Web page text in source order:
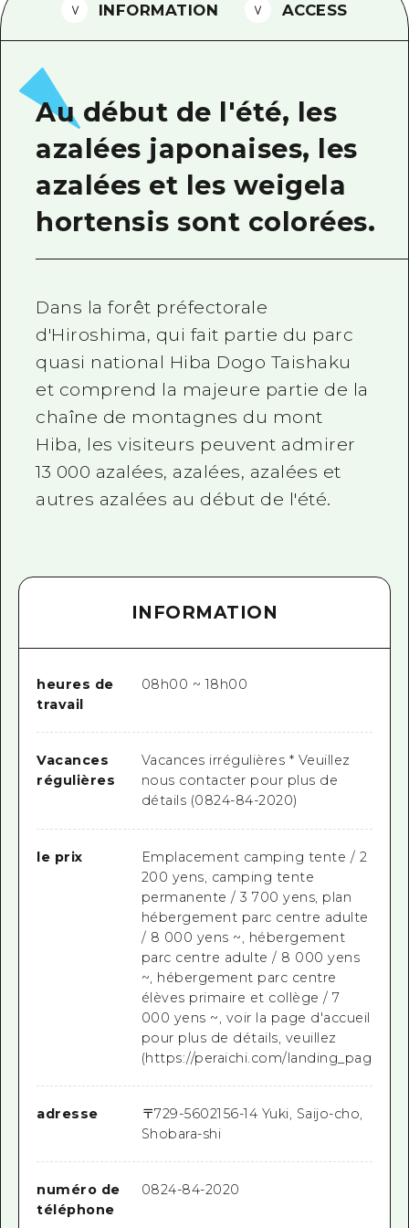
FAQ
Téléchargement de Photos
Informations sur le transport en
Brochure touristique
INFORMATION ACCESS
Au début de l'été, les
azalées japonaises, les
azalées et les weigela
hortensis sont colorées.
Dans la forêt préfectorale
d'Hiroshima, qui fait partie du parc
quasi national Hiba Dogo Taishaku
et comprend la majeure partie de la
chaîne de montagnes du mont
Hiba, les visiteurs peuvent admirer
13 000 azalées, azalées, azalées et
autres azalées au début de l'été.
INFORMATION
heures de
travail
08h00 ~ 18h00
Vacances
régulières
Vacances irrégulières * Veuillez
nous contacter pour plus de
détails (0824-84-2020)
le prix
Emplacement camping tente / 2
200 yens, camping tente
permanente / 3 700 yens, plan
hébergement parc centre adulte
/ 8 000 yens ~, hébergement
parc centre adulte / 8 000 yens
~, hébergement parc centre
élèves primaire et collège / 7
000 yens ~, voir la page d'accueil
pour plus de détails, veuillez
(https://peraichi.com/landing_pages/
adresse 〒729-5602156-14 Yuki, Saijo-cho,
Shobara-shi
numéro de
téléphone
0824-84-2020